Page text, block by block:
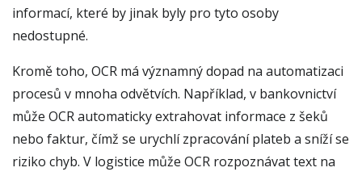
informací, které by jinak byly pro tyto osoby
nedostupné.
Kromě toho, OCR má významný dopad na automatizaci
procesů v mnoha odvětvích. Například, v bankovnictví
může OCR automaticky extrahovat informace z šeků
nebo faktur, čímž se urychlí zpracování plateb a sníží se
riziko chyb. V logistice může OCR rozpoznávat text na